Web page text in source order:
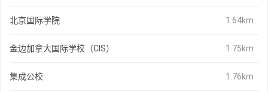
北京国际学院 1.64km
金边加拿大国际学校（CIS） 1.75km
集成公校 1.76km